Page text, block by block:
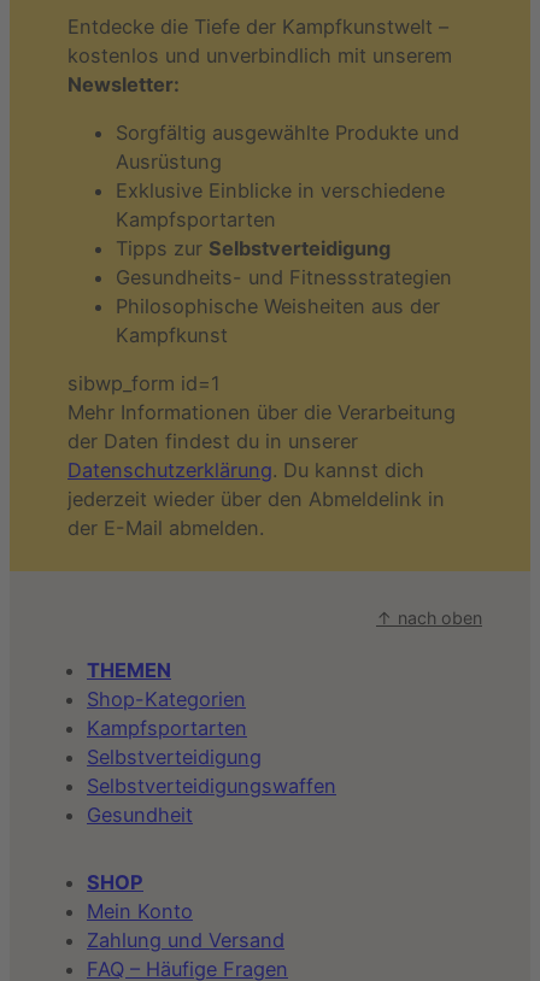
Entdecke die Tiefe der Kampfkunstwelt –
kostenlos und unverbindlich mit unserem
Newsletter:
Sorgfältig ausgewählte Produkte und
Ausrüstung
Exklusive Einblicke in verschiedene
Kampfsportarten
Tipps zur Selbstverteidigung
Gesundheits- und Fitnessstrategien
Philosophische Weisheiten aus der
Kampfkunst
sibwp_form id=1
Mehr Informationen über die Verarbeitung
der Daten findest du in unserer
Datenschutzerklärung. Du kannst dich
jederzeit wieder über den Abmeldelink in
der E-Mail abmelden.
↑ nach oben
THEMEN
Shop-Kategorien
Kampfsportarten
Selbstverteidigung
Selbstverteidigungswaffen
Gesundheit
SHOP
Mein Konto
Zahlung und Versand
FAQ – Häufige Fragen